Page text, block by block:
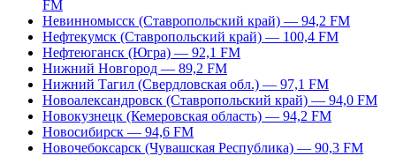
FM
Невинномысск (Ставропольский край) — 94,2 FM
Нефтекумск (Ставропольский край) — 100,4 FM
Нефтеюганск (Югра) — 92,1 FM
Нижний Новгород — 89,2 FM
Нижний Тагил (Свердловская обл.) — 97,1 FM
Новоалександровск (Ставропольский край) — 94,0 FM
Новокузнецк (Кемеровская область) — 94,2 FM
Новосибирск — 94,6 FM
Новочебоксарск (Чувашская Республика) — 90,3 FM